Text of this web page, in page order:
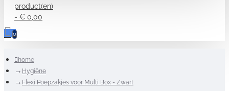
product(en)
- € 0,00
0
home
Hygiëne
Flexi Poepzakjes voor Multi Box - Zwart